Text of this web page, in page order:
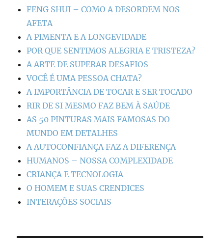
FENG SHUI – COMO A DESORDEM NOS
AFETA
A PIMENTA E A LONGEVIDADE
POR QUE SENTIMOS ALEGRIA E TRISTEZA?
A ARTE DE SUPERAR DESAFIOS
VOCÊ É UMA PESSOA CHATA?
A IMPORTÂNCIA DE TOCAR E SER TOCADO
RIR DE SI MESMO FAZ BEM À SAÚDE
AS 50 PINTURAS MAIS FAMOSAS DO
MUNDO EM DETALHES
A AUTOCONFIANÇA FAZ A DIFERENÇA
HUMANOS – NOSSA COMPLEXIDADE
CRIANÇA E TECNOLOGIA
O HOMEM E SUAS CRENDICES
INTERAÇÕES SOCIAIS